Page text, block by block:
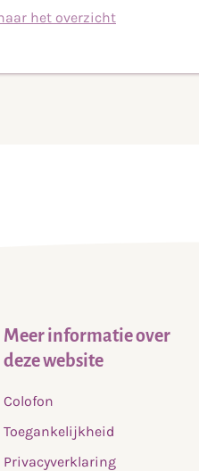
35
55
telefoonnummer
het overzicht
Meer informatie over
deze website
Colofon
Toegankelijkheid
Privacyverklaring